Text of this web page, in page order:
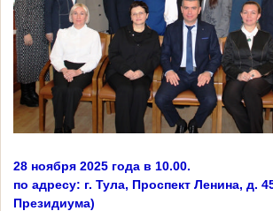
28 ноября 2025 года в 10.00.
по адресу: г. Тула, Проспект Ленина, д.
Президиума)